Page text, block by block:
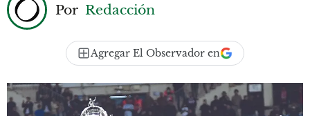
Por Redacción
Agregar El Observador en